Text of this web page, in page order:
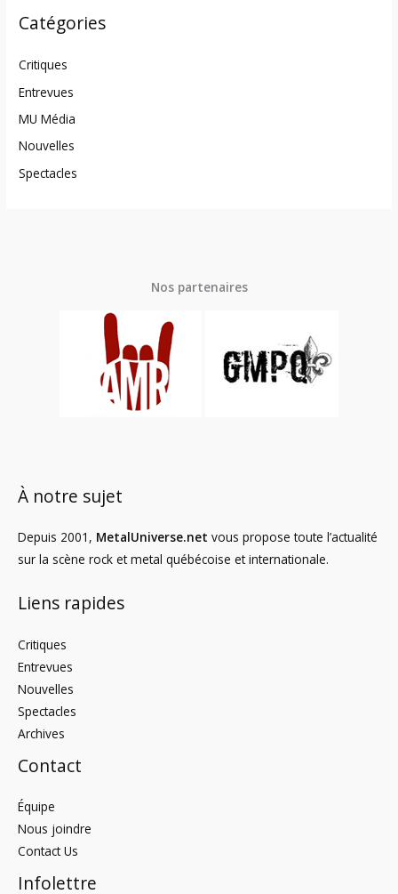
Catégories
Critiques
Entrevues
MU Média
Nouvelles
Spectacles
Nos partenaires
À notre sujet
Depuis 2001, MetalUniverse.net vous propose toute l’actualité
sur la scène rock et metal québécoise et internationale.
Liens rapides
Critiques
Entrevues
Nouvelles
Spectacles
Archives
Contact
Équipe
Nous joindre
Contact Us
Infolettre